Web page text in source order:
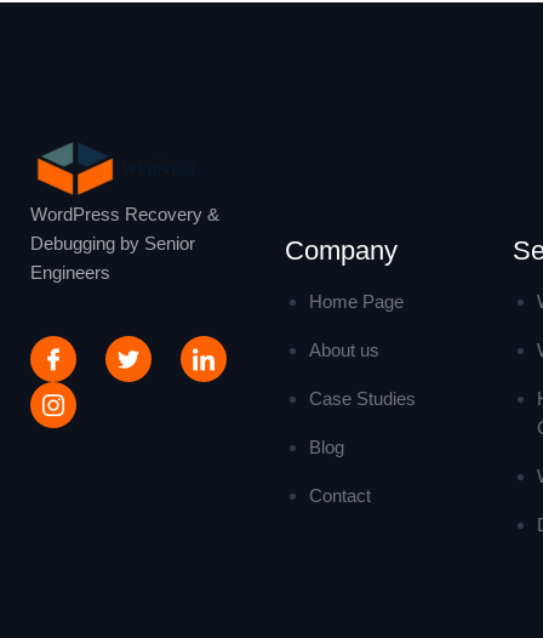
WordPress Recovery &
Debugging by Senior
Engineers
Company
Home Page
About us
Case Studies
Blog
Contact